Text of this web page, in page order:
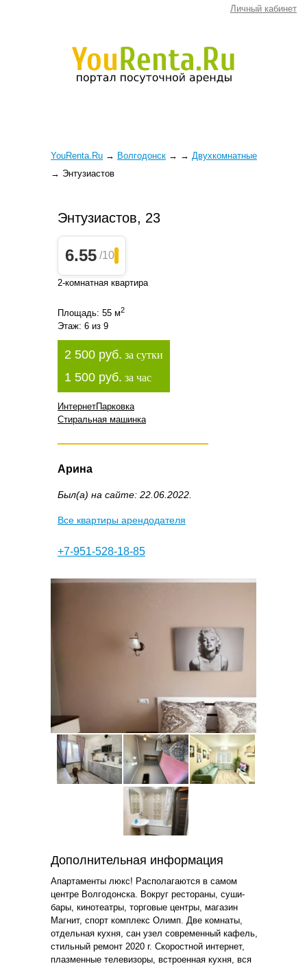
Личный кабинет
YouRenta.Ru → Волгодонск → → Двухкомнатные
→ Энтузиастов
Энтузиастов, 23
6.55 /10
2-комнатная квартира
Площадь: 55 м2
Этаж: 6 из 9
2 500 руб. за сутки
1 500 руб. за час
ИнтернетПарковка
Стиральная машинка
Арина
Был(а) на сайте: 22.06.2022.
Все квартиры арендодателя
+7-951-528-18-85
Дополнительная информация
Апартаменты люкс! Располагаются в самом
центре Волгодонска. Вокруг рестораны, суши-
бары, кинотеатры, торговые центры, магазин
Магнит, спорт комплекс Олимп. Две комнаты,
отдельная кухня, сан узел современный кафель,
стильный ремонт 2020 г. Скоростной интернет,
плазменные телевизоры, встроенная кухня, вся